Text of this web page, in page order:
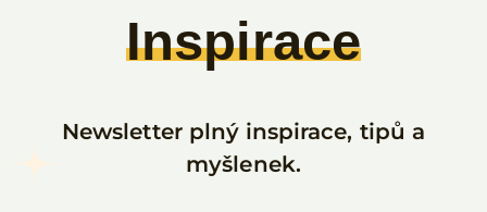
Inspirace
Newsletter plný inspirace, tipů a
myšlenek.